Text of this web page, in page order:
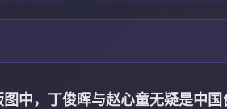
中，丁俊晖与赵心童无疑是中